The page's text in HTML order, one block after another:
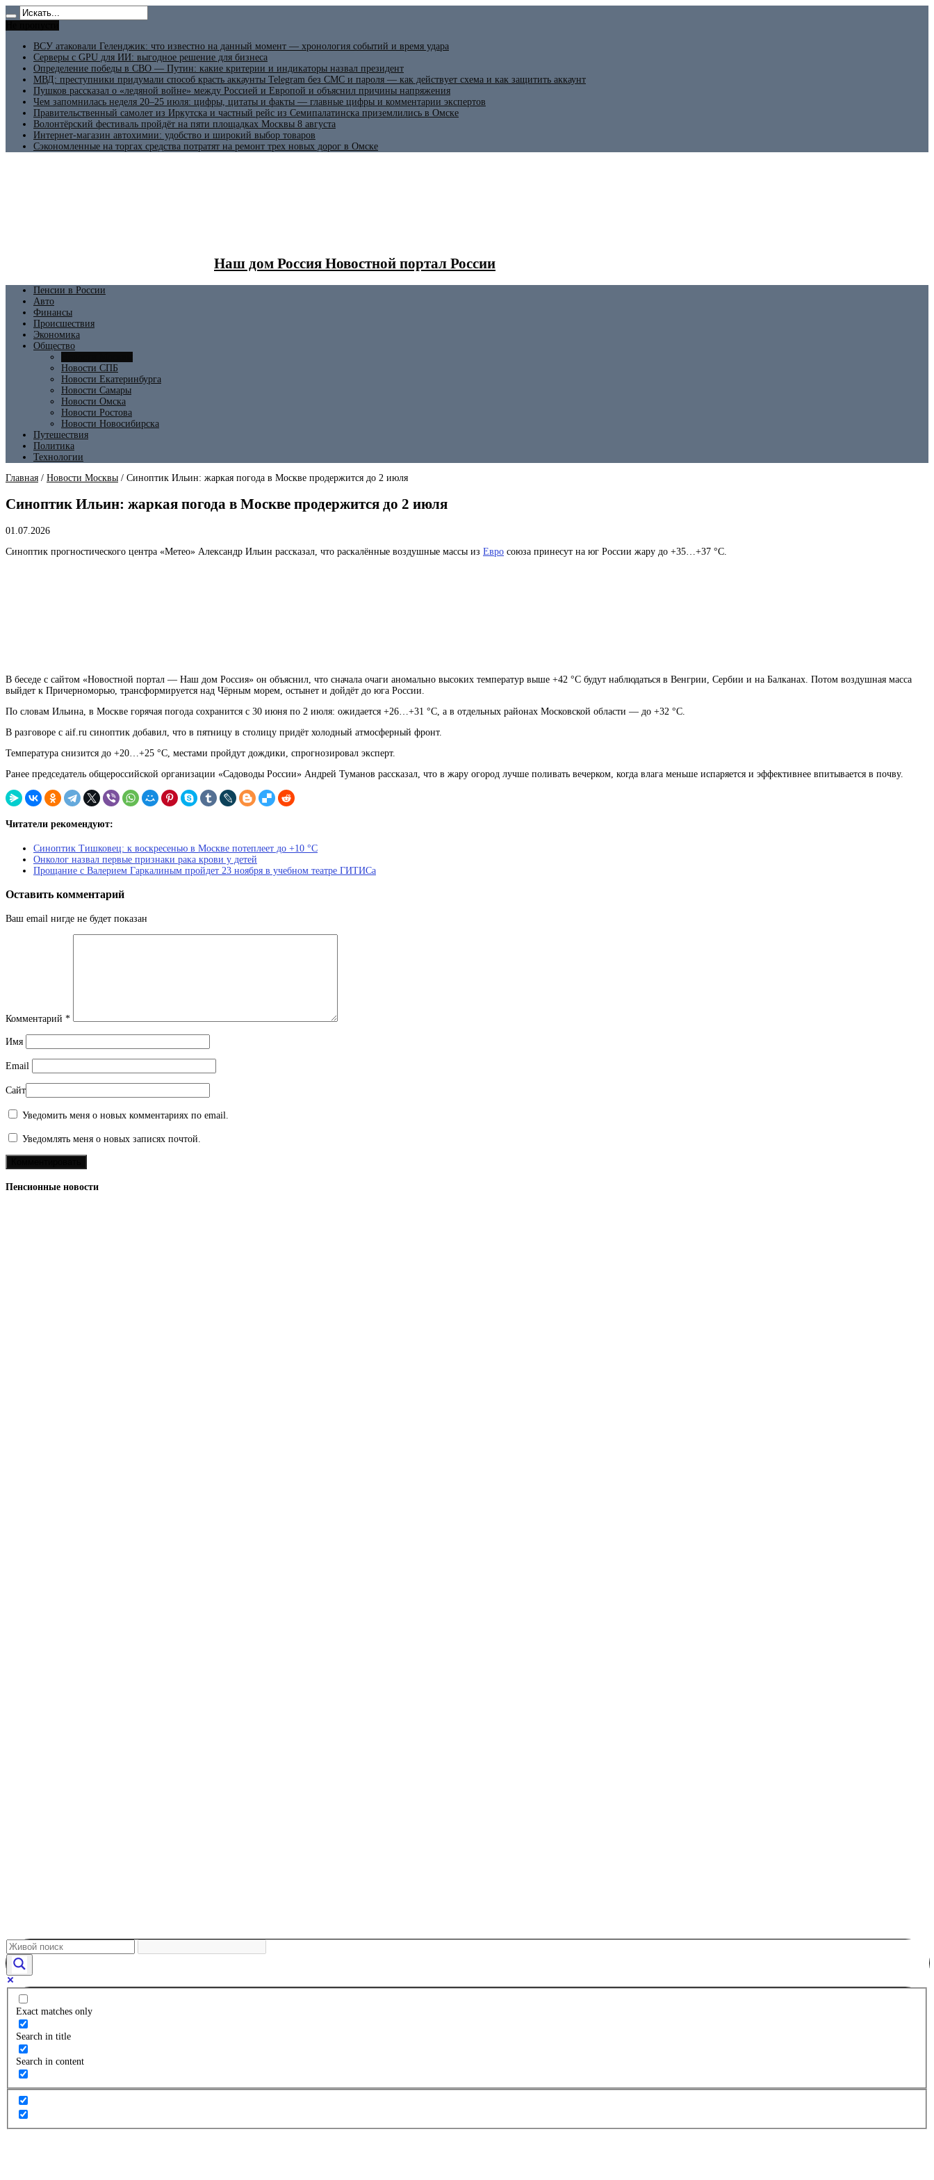
ВСУ атаковали Геленджик: что известно на данный момент — хронология событий и время удара
Серверы с GPU для ИИ: выгодное решение для бизнеса
Определение победы в СВО — Путин: какие критерии и индикаторы назвал президент
МВД: преступники придумали способ красть аккаунты Telegram без СМС и пароля — как действует схема и как защитить аккаунт
Пушков рассказал о «ледяной войне» между Россией и Европой и объяснил причины напряжения
Чем запомнилась неделя 20–25 июля: цифры, цитаты и факты — главные цифры и комментарии экспертов
Правительственный самолет из Иркутска и частный рейс из Семипалатинска приземлились в Омске
Волонтёрский фестиваль пройдёт на пяти площадках Москвы 8 августа
Интернет-магазин автохимии: удобство и широкий выбор товаров
Сэкономленные на торгах средства потратят на ремонт трех новых дорог в Омске
Наш дом Россия Новостной портал России
Пенсии в России
Авто
Финансы
Происшествия
Экономика
Общество
Новости СПБ
Новости Екатеринбурга
Новости Самары
Новости Омска
Новости Ростова
Новости Новосибирска
Путешествия
Политика
Технологии
Главная / Новости Москвы / Синоптик Ильин: жаркая погода в Москве продержится до 2 июля
Синоптик Ильин: жаркая погода в Москве продержится до 2 июля
01.07.2026
Синоптик прогностического центра «Метео» Александр Ильин рассказал, что раскалённые воздушные массы из Евро союза принесут на юг России жару до +35…+37 °C.
В беседе с сайтом «Новостной портал — Наш дом Россия» он объяснил, что сначала очаги аномально высоких температур выше +42 °C будут наблюдаться в Венгрии, Сербии и на Балканах. Потом воздушная масса
выйдет к Причерноморью, трансформируется над Чёрным морем, остынет и дойдёт до юга России.
По словам Ильина, в Москве горячая погода сохранится с 30 июня по 2 июля: ожидается +26…+31 °C, а в отдельных районах Московской области — до +32 °C.
В разговоре с aif.ru синоптик добавил, что в пятницу в столицу придёт холодный атмосферный фронт.
Температура снизится до +20…+25 °C, местами пройдут дождики, спрогнозировал эксперт.
Ранее председатель общероссийской организации «Садоводы России» Андрей Туманов рассказал, что в жару огород лучше поливать вечерком, когда влага меньше испаряется и эффективнее впитывается в почву.
Читатели рекомендуют:
Синоптик Тишковец: к воскресенью в Москве потеплеет до +10 °C
Онколог назвал первые признаки рака крови у детей
Прощание с Валерием Гаркалиным пройдет 23 ноября в учебном театре ГИТИСа
Оставить комментарий
Ваш email нигде не будет показан
Комментарий *
Имя
Email
Сайт
Уведомить меня о новых комментариях по email.
Уведомлять меня о новых записях почтой.
Пенсионные новости
Exact matches only
Search in title
Search in content